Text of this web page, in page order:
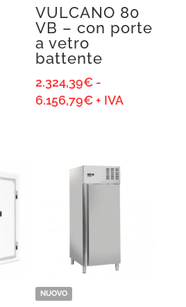
VULCANO 80
VB – con porte
a vetro
battente
2.324,39€ -
6.156,79€Fascia
2.324,39€
+ IVA
NUOVO